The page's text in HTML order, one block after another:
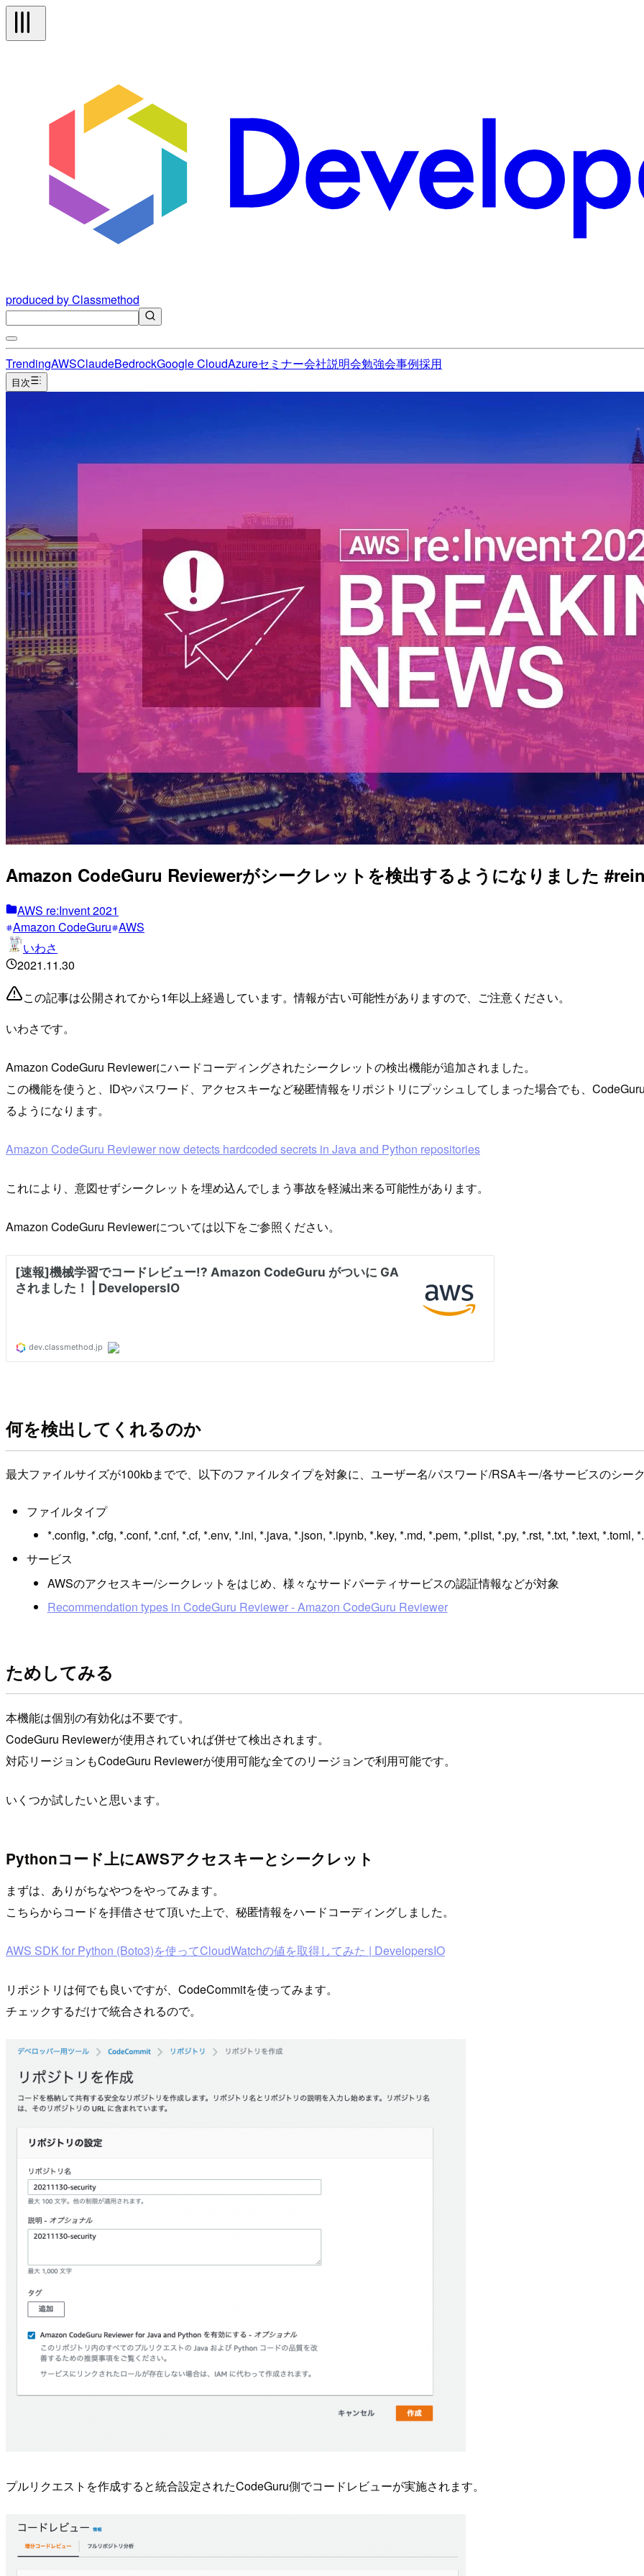
produced by Classmethod
TrendingAWSClaudeBedrockGoogle CloudAzureセミナー会社説明会勉強会事例採用
目次
Amazon CodeGuru Reviewerがシークレットを検出するようになりました
AWS re:Invent 2021
Amazon CodeGuru AWS
いわさ
2021.11.30
この記事は公開されてから1年以上経過しています。情報が古い可能性がありますので、ご注意ください。
いわさです。
Amazon CodeGuru Reviewerにハードコーディングされたシークレットの検出機能が追加されました。
この機能を使うと、IDやパスワード、アクセスキーなど秘匿情報をリポジトリにプッシュしてしまった場合でも、
るようになります。
Amazon CodeGuru Reviewer now detects hardcoded secrets in Java and Python repositories
これにより、意図せずシークレットを埋め込んでしまう事故を軽減出来る可能性があります。
Amazon CodeGuru Reviewerについては以下をご参照ください。
何を検出してくれるのか
最大ファイルサイズが100kbまでで、以下のファイルタイプを対象に、ユーザー名/パスワード/RSAキー/各サービスのシー
ファイルタイプ
*.config, *.cfg, *.conf, *.cnf, *.cf, *.env, *.ini, *.java, *.json, *.ipynb, *.key, *.md, *.pem, *.plist, *.py, *.rst, *.txt, *.text, *.toml,
サービス
AWSのアクセスキー/シークレットをはじめ、様々なサードパーティサービスの認証情報などが対象
Recommendation types in CodeGuru Reviewer - Amazon CodeGuru Reviewer
ためしてみる
本機能は個別の有効化は不要です。
CodeGuru Reviewerが使用されていれば併せて検出されます。
対応リージョンもCodeGuru Reviewerが使用可能な全てのリージョンで利用可能です。
いくつか試したいと思います。
Pythonコード上にAWSアクセスキーとシークレット
まずは、ありがちなやつをやってみます。
こちらからコードを拝借させて頂いた上で、秘匿情報をハードコーディングしました。
AWS SDK for Python (Boto3)を使ってCloudWatchの値を取得してみた | DevelopersIO
リポジトリは何でも良いですが、CodeCommitを使ってみます。
チェックするだけで統合されるので。
プルリクエストを作成すると統合設定されたCodeGuru側でコードレビューが実施されます。